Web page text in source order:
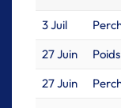
3 Juil
27 Juin
27 Juin